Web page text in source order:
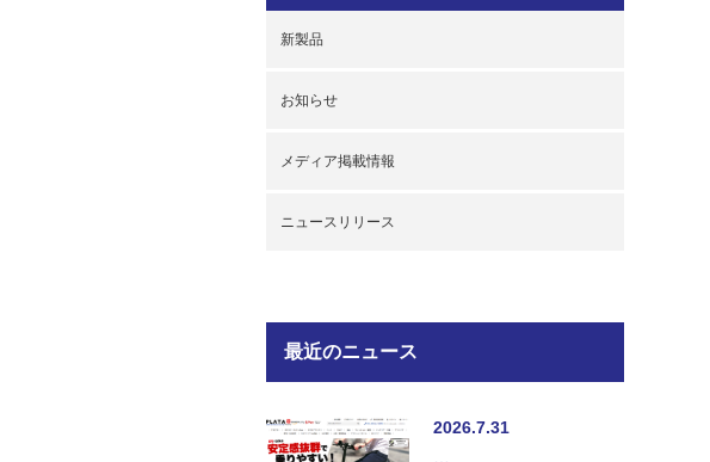
新製品
お知らせ
メディア掲載情報
ニュースリリース
最近のニュース
2026.7.31